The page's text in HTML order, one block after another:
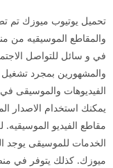
تحميل يوتيوب ميوزك تم
والمقاطع الموسيقيه من
في و سائل للتواصل
والمشهورين بمجرد
الفيديوهات والموسيقى
يمكنك استخدام الاصدار
مقاطع الفيديو
الخدمات للموسيقى يوجد